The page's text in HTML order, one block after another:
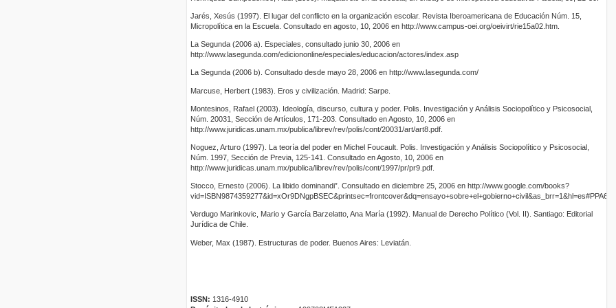
Jarés, Xesús (1997). El lugar del conflicto en la organización escolar. Revista Iberoamericana de Educación Núm. 15,
Micropolítica en la Escuela. Consultado en agosto, 10, 2006 en http://www.campus-oei.org/oeivirt/rie15a02.htm.
La Segunda (2006 a). Especiales, consultado junio 30, 2006 en
http://www.lasegunda.com/ediciononline/especiales/educacion/actores/index.asp
La Segunda (2006 b). Consultado desde mayo 28, 2006 en http://www.lasegunda.com/
Marcuse, Herbert (1983). Eros y civilización. Madrid: Sarpe.
Montesinos, Rafael (2003). Ideología, discurso, cultura y poder. Polis. Investigación y Análisis Sociopolítico y Psicosocial,
Núm. 20031, Sección de Artículos, 171-203. Consultado en Agosto, 10, 2006 en
http://www.juridicas.unam.mx/publica/librev/rev/polis/cont/20031/art/art8.pdf.
Noguez, Arturo (1997). La teoría del poder en Michel Foucault. Polis. Investigación y Análisis Sociopolítico y Psicosocial,
Núm. 1997, Sección de Previa, 125-141. Consultado en Agosto, 10, 2006 en
http://www.juridicas.unam.mx/publica/librev/rev/polis/cont/1997/pr/pr9.pdf.
Stocco, Ernesto (2006). La libido dominandi”. Consultado en diciembre 25, 2006 en http://www.google.com/books?
Verdugo Marinkovic, Mario y García Barzelatto, Ana María (1992). Manual de Derecho Político (Vol. II). Santiago: Editorial
Jurídica de Chile.
Weber, Max (1987). Estructuras de poder. Buenos Aires: Leviatán.
ISSN: 1316-4910